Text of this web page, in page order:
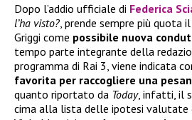
Dopo l’addio ufficiale di Federica
l’ha visto? , prende sempre più
Griggi come possibile nuova
tempo parte integrante della
programma di Rai 3, viene indicata
favorita per raccogliere una
quanto riportato da Today, infatti, il
cima alla lista delle ipotesi valutate